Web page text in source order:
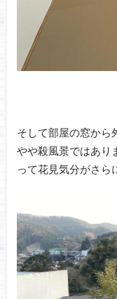
そして部屋の窓から
やや殺風景ではあり
って花見気分がさら